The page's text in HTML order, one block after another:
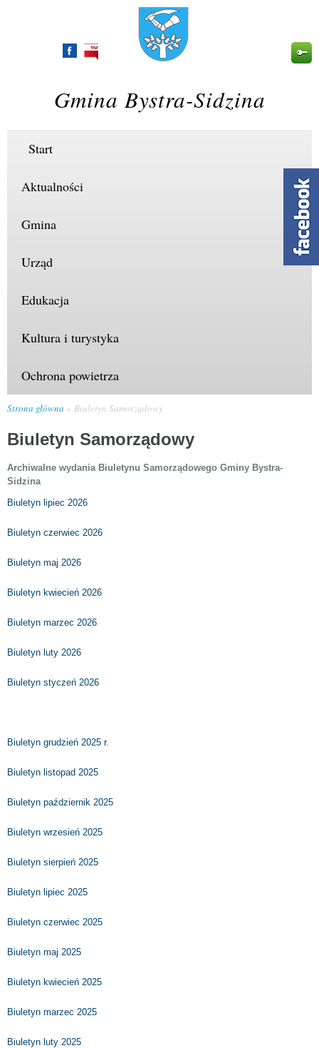
Przejdź
Gmina Bystra-Sidzina
Start
Aktualności
Gmina
Urząd
Edukacja
Kultura i turystyka
Ochrona powietrza
Strona główna Biuletyn Samorządowy
Biuletyn Samorządowy
Archiwalne wydania Biuletynu Samorządowego Gminy Bystra-
Sidzina
Biuletyn lipiec 2026
Biuletyn czerwiec 2026
Biuletyn maj 2026
Biuletyn kwiecień 2026
Biuletyn marzec 2026
Biuletyn luty 2026
Biuletyn styczeń 2026
Biuletyn grudzień 2025 r.
Biuletyn listopad 2025
Biuletyn październik 2025
Biuletyn wrzesień 2025
Biuletyn sierpień 2025
Biuletyn lipiec 2025
Biuletyn czerwiec 2025
Biuletyn maj 2025
Biuletyn kwiecień 2025
Biuletyn marzec 2025
Biuletyn luty 2025